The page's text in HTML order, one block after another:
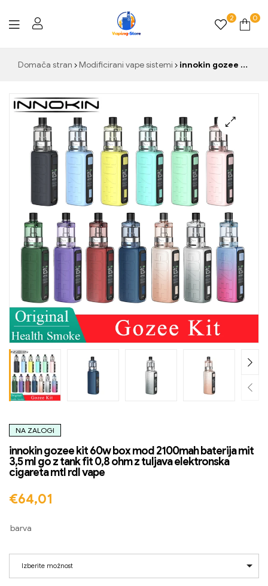
2 0
Domača stran Modificirani vape sistemi innokin gozee kit 60w box mod 2100mah baterija mit 3,5 ml go z tank fit 0,8 ohm z tuljava elektronska cigareta mtl rdl vape
NA ZALOGI
innokin gozee kit 60w box mod 2100mah baterija mit
3,5 ml go z tank fit 0,8 ohm z tuljava elektronska
cigareta mtl rdl vape
€64,01
barva
Izberite možnost